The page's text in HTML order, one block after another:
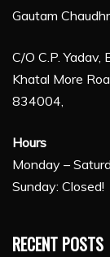
Gautam
C/O C.P. Yadav,
Khatal More
834004,
Hours
Monday –
Sunday: Closed!
RECENT POSTS